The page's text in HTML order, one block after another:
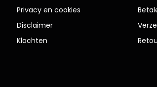
Privacy en cookies
Disclaimer
Klachten